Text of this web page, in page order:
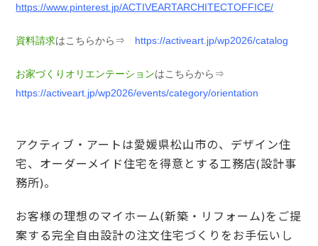
https://www.pinterest.jp/ACTIVEARTARCHITECTOFFICE/
資料請求はこちらから⇒ https://activeart.jp/wp2026/catalog
お家づくりオリエンテーションはこちらから⇒
https://activeart.jp/wp2026/events/category/orientation
アクティブ・アートは愛媛県松山市の、デザイン住
宅、オーダーメイド住宅を得意とする工務店(設計事
務所)。
お客様の理想のマイホーム(新築・リフォーム)をご提
案する完全自由設計の注文住宅づくりをお手伝いし